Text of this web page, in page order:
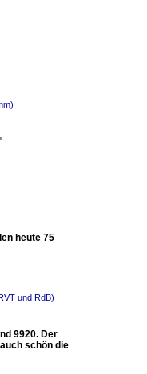
heute 75
und RdB)
9920. Der
schön die